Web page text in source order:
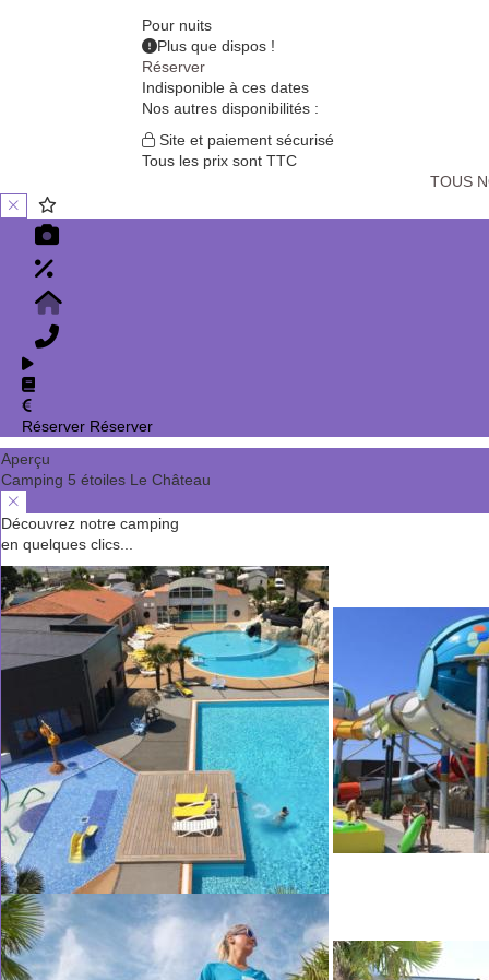
Pour nuits
Plus que dispos !
Réserver
Indisponible à ces dates
Nos autres disponibilités :
Site et paiement sécurisé
Tous les prix sont TTC
TOUS
Réserver Réserver
Aperçu
Camping 5 étoiles Le Château
Découvrez notre camping
en quelques clics...